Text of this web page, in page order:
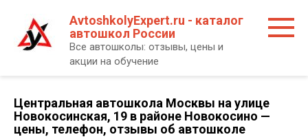
контенту
AvtoshkolyExpert.ru - каталог
автошкол России
Все автошколы: отзывы, цены и
акции на обучение
Центральная автошкола Москвы на улице
Новокосинская, 19 в районе Новокосино —
цены, телефон, отзывы об автошколе